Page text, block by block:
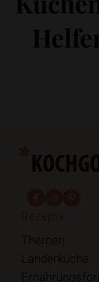
Themen
Länderküche